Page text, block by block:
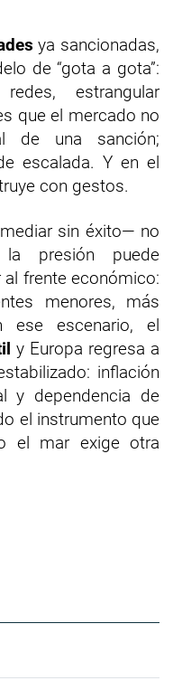
ya sancionadas,
de “gota a gota”:
estrangular
que el mercado no
de una sanción;
escalada. Y en el
con gestos.
sin éxito— no
presión puede
frente económico:
menores, más
ese escenario, el
y Europa regresa a
inflación
y dependencia de
el instrumento que
el mar exige otra